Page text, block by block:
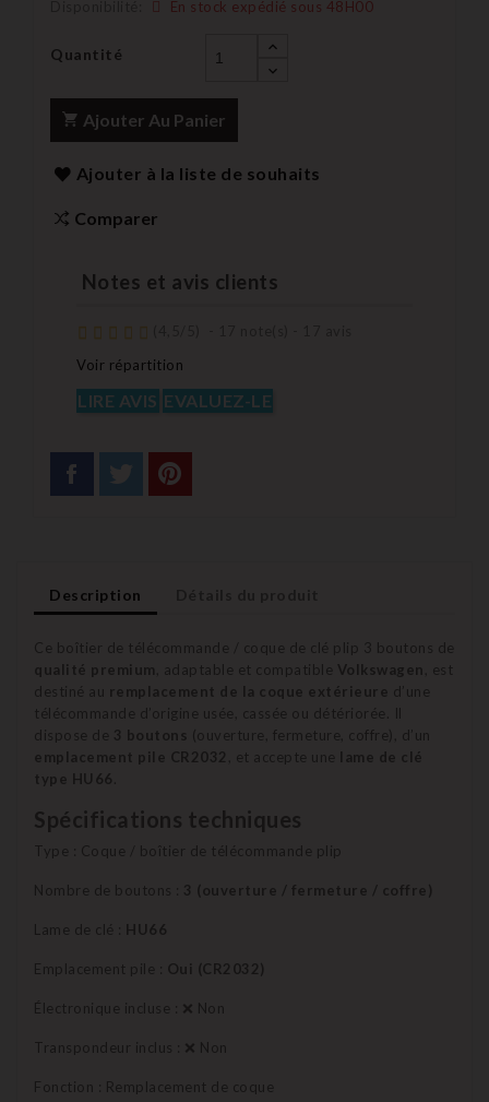
En stock expédié sous 48H00
Quantité
Ajouter Au Panier
Ajouter à la liste de souhaits
Comparer
Notes et avis clients
Voir répartition
LIRE AVIS EVALUEZ-LE
Description
Ce boîtier de télécommande / coque de clé plip 3 boutons de
qualité premium , adaptable et compatible Volkswagen , est
destiné au remplacement de la coque extérieure d’une
télécommande d’origine usée, cassée ou détériorée. Il
dispose de 3 boutons (ouverture, fermeture, coffre), d’un
emplacement pile CR2032
, et accepte une lame de clé
type HU66
Spécifications techniques
Type : Coque / boîtier de télécommande plip
Nombre de boutons : 3 (ouverture / fermeture / coffre)
Lame de clé : HU66
Emplacement pile : Oui (CR2032)
Électronique incluse : ❌ Non
Transpondeur inclus : ❌ Non
Fonction : Remplacement de coque